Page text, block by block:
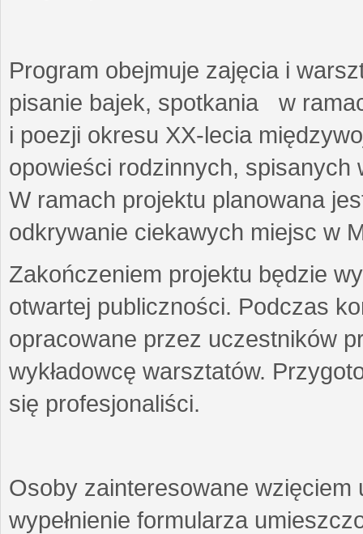
Program obejmuje zajęcia i
pisanie bajek, spotkania w
i poezji okresu XX-lecia
opowieści rodzinnych,
W ramach projektu planowana
odkrywanie ciekawych miejsc w
Zakończeniem projektu będzie
otwartej publiczności. Podczas
opracowane przez uczestników
wykładowcę warsztatów.
się profesjonaliści.
Osoby zainteresowane wzięciem
wypełnienie formularza